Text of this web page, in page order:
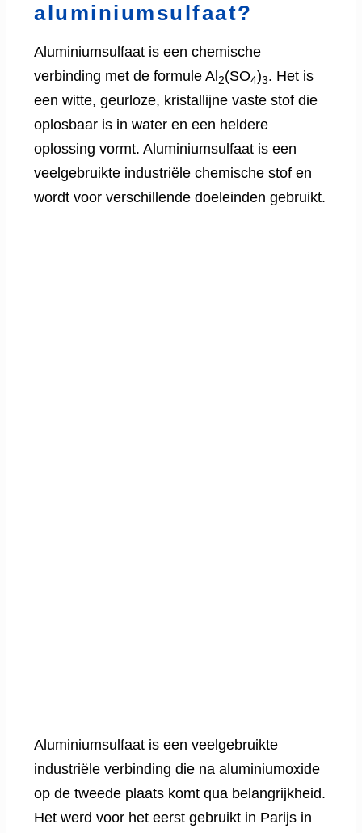
aluminiumsulfaat?
Aluminiumsulfaat is een chemische
verbinding met de formule Al 2(SO4)3. Het is
een witte, geurloze, kristallijne vaste stof die
oplosbaar is in water en een heldere
oplossing vormt. Aluminiumsulfaat is een
veelgebruikte industriële chemische stof en
wordt voor verschillende doeleinden gebruikt.
Aluminiumsulfaat is een veelgebruikte
industriële verbinding die na aluminiumoxide
op de tweede plaats komt qua belangrijkheid.
Het werd voor het eerst gebruikt in Parijs in